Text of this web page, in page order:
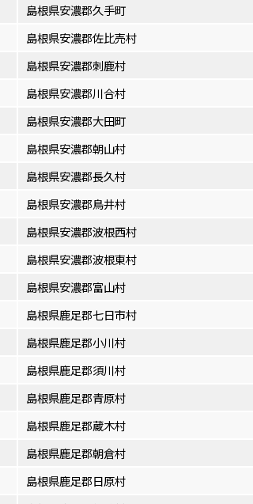
島根県安濃郡久手町
島根県安濃郡佐比売村
島根県安濃郡刺鹿村
島根県安濃郡川合村
島根県安濃郡大田町
島根県安濃郡朝山村
島根県安濃郡長久村
島根県安濃郡鳥井村
島根県安濃郡波根西村
島根県安濃郡波根東村
島根県安濃郡富山村
島根県鹿足郡七日市村
島根県鹿足郡小川村
島根県鹿足郡須川村
島根県鹿足郡青原村
島根県鹿足郡蔵木村
島根県鹿足郡朝倉村
島根県鹿足郡日原村